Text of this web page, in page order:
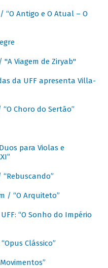
“O Antigo e O Atual – O
Viagem de Ziryab"
da UFF apresenta Villa-
Choro do Sertão”
para Violas e
/ “O Arquiteto”
“O Sonho do Império
Clássico”